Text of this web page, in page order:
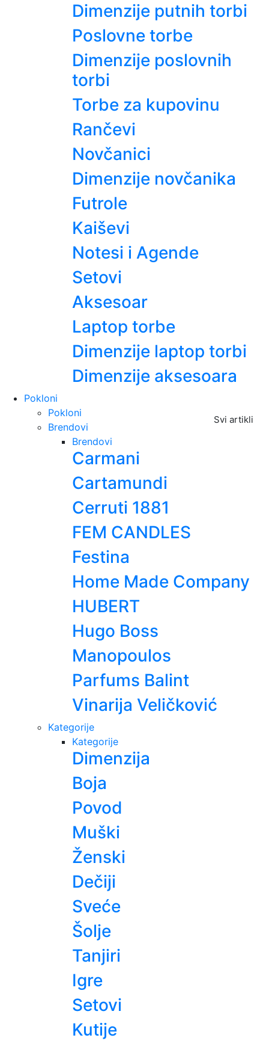
Dimenzije putnih torbi
Poslovne torbe
Dimenzije poslovnih
torbi
Torbe za kupovinu
Rančevi
Novčanici
Dimenzije novčanika
Futrole
Kaiševi
Notesi i Agende
Setovi
Aksesoar
Laptop torbe
Dimenzije laptop torbi
Dimenzije aksesoara
Pokloni
Svi artikli
Pokloni
Brendovi
Brendovi
Carmani
Cartamundi
Cerruti 1881
FEM CANDLES
Festina
Home Made Company
HUBERT
Hugo Boss
Manopoulos
Parfums Balint
Vinarija Veličković
Kategorije
Kategorije
Dimenzija
Boja
Povod
Muški
Ženski
Dečiji
Sveće
Šolje
Tanjiri
Igre
Setovi
Kutije